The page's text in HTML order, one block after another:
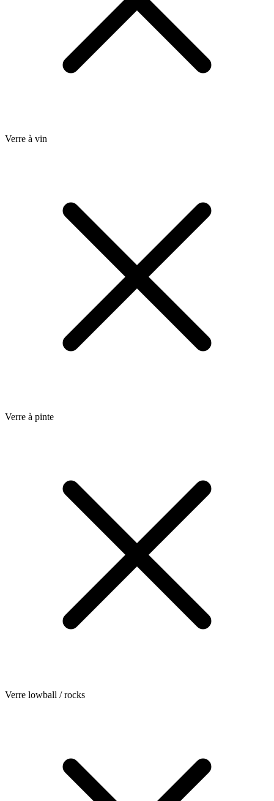
Verre à vin
Verre à pinte
Verre lowball / rocks